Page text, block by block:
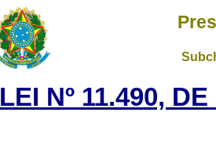
LEI Nº 11.490,